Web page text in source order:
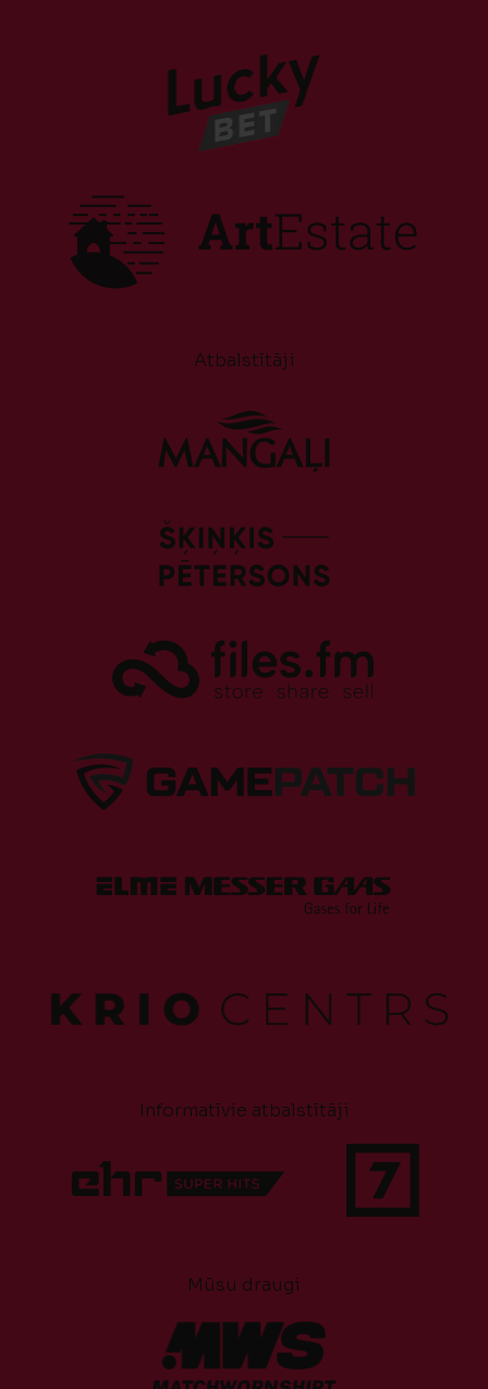
Atbalstītāji
Informatīvie atbalstītāji
Mūsu draugi